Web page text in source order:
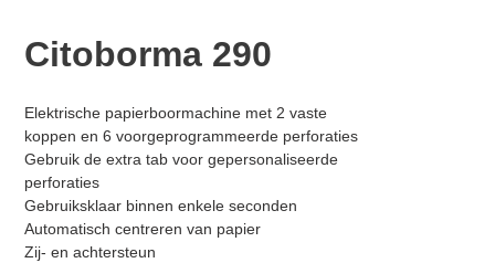
Citoborma 290
prijs
Product
toegevoegen
aan
je
winkelwagen
Elektrische papierboormachine met 2 vaste
koppen en 6 voorgeprogrammeerde perforaties
Gebruik de extra tab voor gepersonaliseerde
perforaties
Gebruiksklaar binnen enkele seconden
Automatisch centreren van papier
Zij- en achtersteun